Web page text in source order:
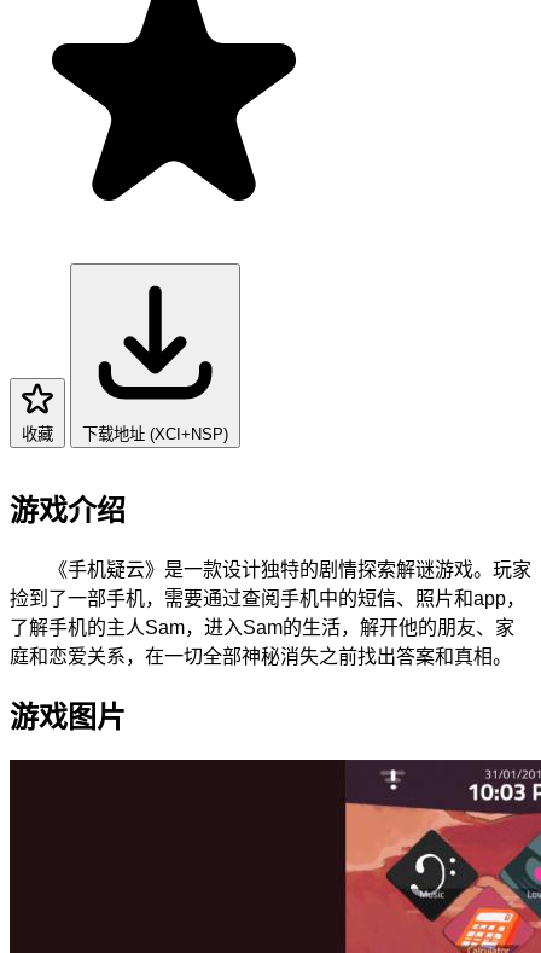
收藏 下载地址 (XCI+NSP)
游戏介绍
《手机疑云》是一款设计独特的剧情探索解谜游戏。玩家
捡到了一部手机，需要通过查阅手机中的短信、照片和app，
了解手机的主人Sam，进入Sam的生活，解开他的朋友、家
庭和恋爱关系，在一切全部神秘消失之前找出答案和真相。
游戏图片